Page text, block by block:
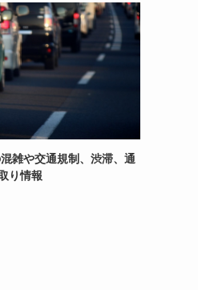
雑や交通規制、渋滞、通
り情報